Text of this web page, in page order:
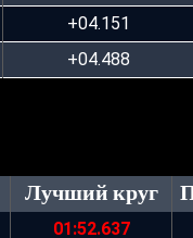
+04.151
+04.488
Лучший круг
01:52.637